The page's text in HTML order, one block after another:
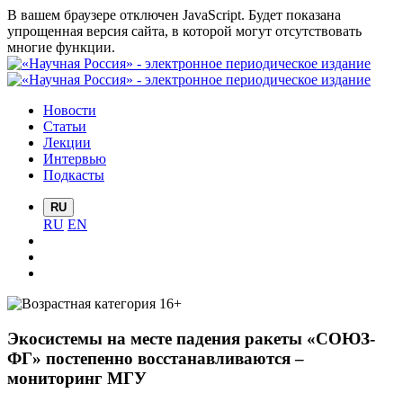
В вашем браузере отключен JavaScript. Будет показана
упрощенная версия сайта, в которой могут отсутствовать
многие функции.
Новости
Статьи
Лекции
Интервью
Подкасты
RU
RU EN
Экосистемы на месте падения ракеты «СОЮЗ-
ФГ» постепенно восстанавливаются –
мониторинг МГУ